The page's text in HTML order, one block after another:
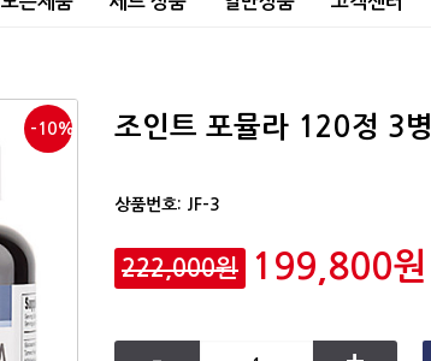
-10% 조인트 포뮬라 120정 3병
상품번호: JF-3
222,000원 199,800원